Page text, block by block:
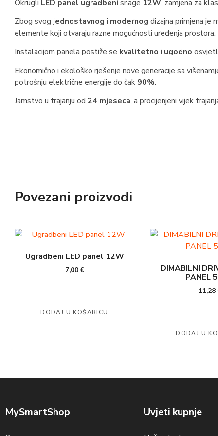
Okrugli LED panel ugradbeni snage 12W, zamjena za
Zbog svog jednostavnog i modernog dizajna primjena je
elemente koji otvaraju razne mogućnosti uređenja prostora.
Instalacijom panela postiže se kvalitetno i ugodno
Ekonomično i ekološko rješenje nove generacije sa
potrošnju električne energije do čak 90%.
Jamstvo u trajanju od 24 mjeseca, a procijenjeni vijek
Povezani proizvodi
Ugradbeni LED panel 12W
7,00€
DODAJ U KOŠARICU
DIMABILNI
PANEL
11,28
DODAJ U
MySmartShop Uvjeti kupnje